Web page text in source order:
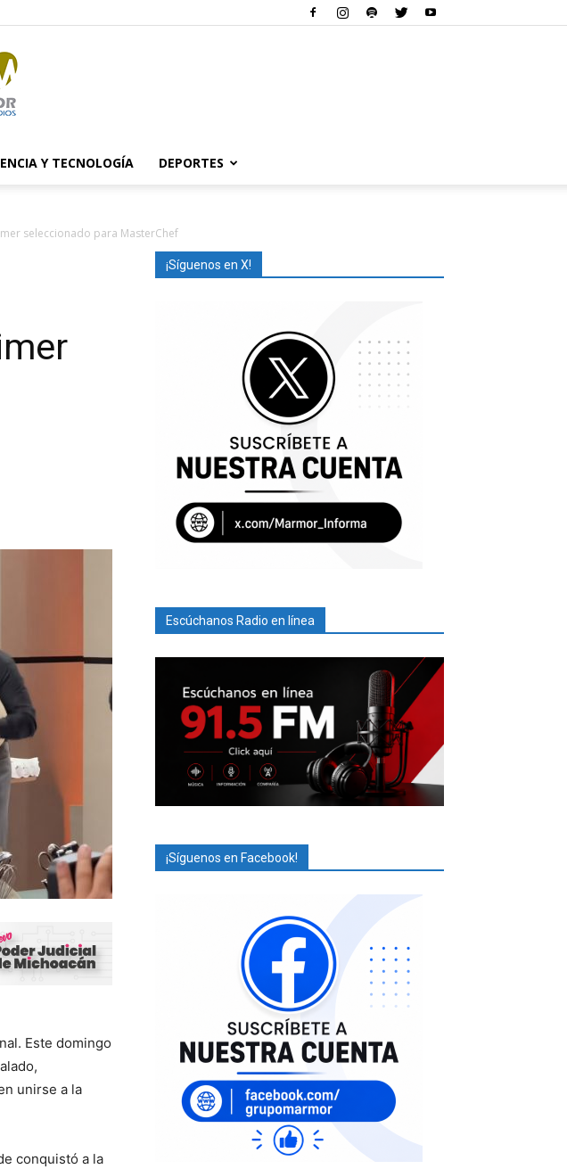
Y TECNOLOGÍA DEPORTES
seleccionado para MasterChef
Este domingo
unirse a la
conquistó a la
¡Síguenos en X!
Escúchanos Radio en línea
¡Síguenos en Facebook!